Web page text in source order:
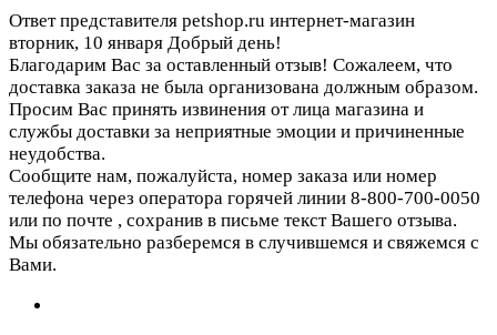
Ответ представителя petshop.ru интернет-магазин
вторник, 10 января Добрый день!
Благодарим Вас за оставленный отзыв! Сожалеем, что
доставка заказа не была организована должным образом.
Просим Вас принять извинения от лица магазина и
службы доставки за неприятные эмоции и причиненные
неудобства.
Сообщите нам, пожалуйста, номер заказа или номер
телефона через оператора горячей линии 8-800-700-0050
или по почте , сохранив в письме текст Вашего отзыва.
Мы обязательно разберемся в случившемся и свяжемся с
Вами.